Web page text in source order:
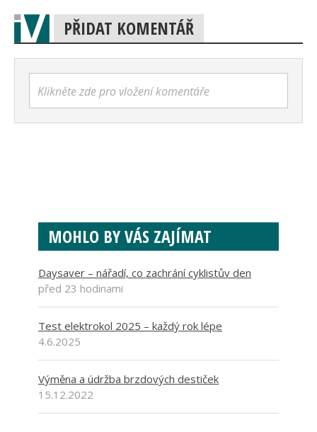
PŘIDAT KOMENTÁŘ
Klikněte zde pro vložení komentáře
MOHLO BY VÁS ZAJÍMAT
Daysaver – nářadí, co zachrání cyklistův den
před 23 hodinami
Test elektrokol 2025 – každý rok lépe
4.6.2025
Výměna a údržba brzdových destiček
15.12.2022